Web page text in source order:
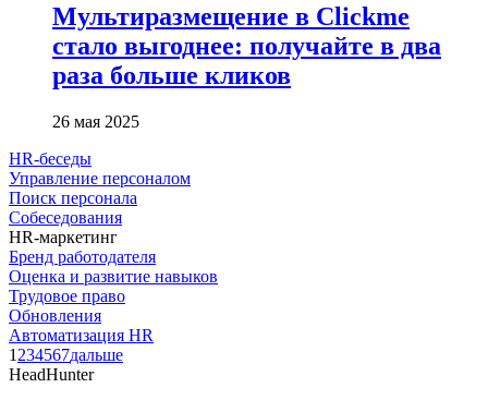
Мультиразмещение в Clickme
стало выгоднее: получайте в два
раза больше кликов
26 мая 2025
HR-беседы
Управление персоналом
Поиск персонала
Собеседования
HR-маркетинг
Бренд работодателя
Оценка и развитие навыков
Трудовое право
Обновления
Автоматизация HR
1 234567дальше
HeadHunter